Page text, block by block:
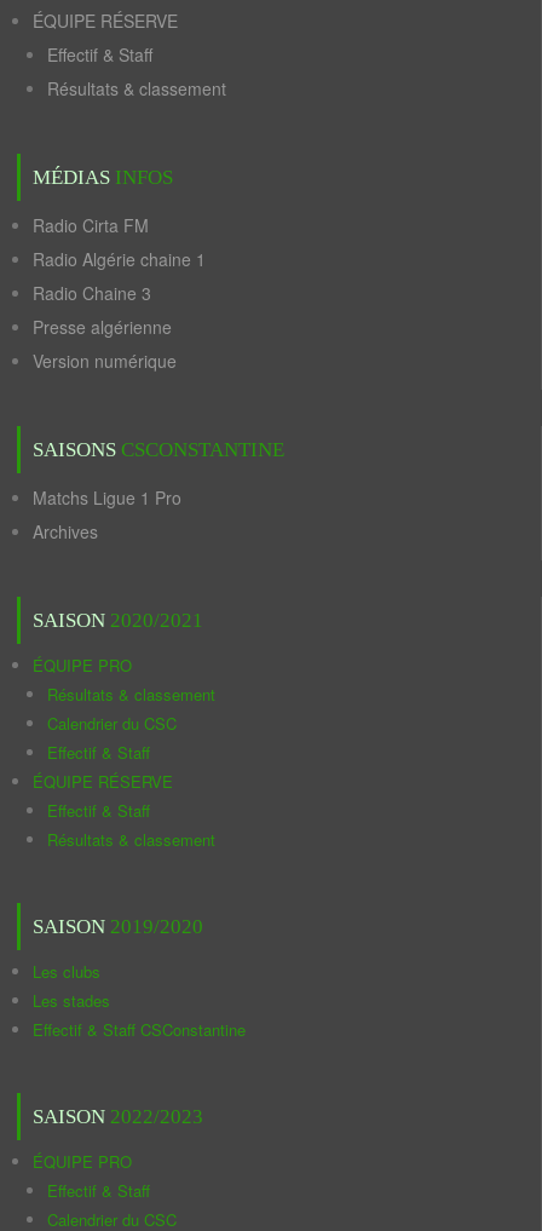
ÉQUIPE RÉSERVE
Effectif & Staff
Résultats & classement
MÉDIAS INFOS
Radio Cirta FM
Radio Algérie chaine 1
Radio Chaine 3
Presse algérienne
Version numérique
SAISONS CSCONSTANTINE
Matchs Ligue 1 Pro
Archives
SAISON 2020/2021
ÉQUIPE PRO
Résultats & classement
Calendrier du CSC
Effectif & Staff
ÉQUIPE RÉSERVE
Effectif & Staff
Résultats & classement
SAISON 2019/2020
Les clubs
Les stades
Effectif & Staff CSConstantine
SAISON 2022/2023
ÉQUIPE PRO
Effectif & Staff
Calendrier du CSC